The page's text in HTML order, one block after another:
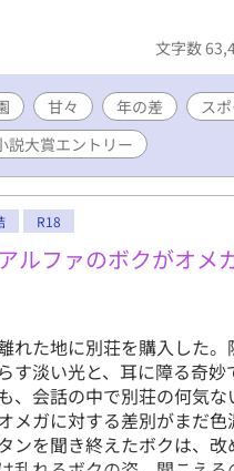
文字数
甘々 年の差 ス
説大賞エントリー
R18
ルファのボクがオメ
れた地に別荘を購入した
す淡い光と、耳に障る奇
、会話の中で別荘の何気
メガに対する差別がまだ
ンを聞き終えたボクは、